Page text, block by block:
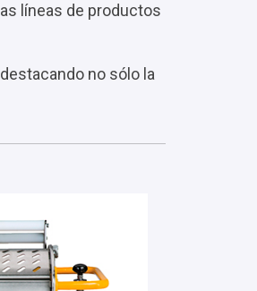
líneas de productos
no sólo la